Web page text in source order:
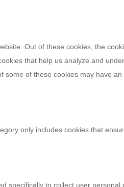
Out of these cookies, the
that help us analyze and
of these cookies may have
only includes cookies that
specifically to collect user